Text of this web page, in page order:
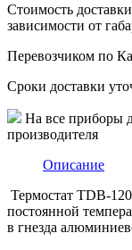
Стоимость
зависимости от
Перевозчиком по
Сроки доставки
На все приборы
производителя
Описание
Термостат TDB-
постоянной
в гнезда